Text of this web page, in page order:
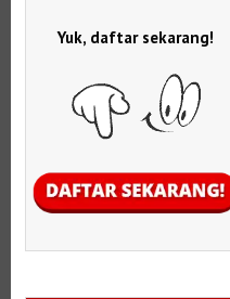
Yuk, daftar sekarang!